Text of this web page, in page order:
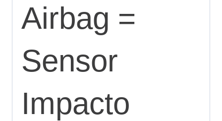
Airbag =
Sensor
Impacto